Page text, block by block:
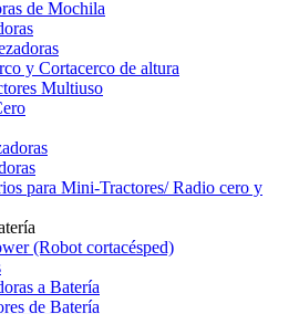
de Mochila
y Cortacerco de altura
Multiuso
para Mini-Tractores/ Radio cero y
(Robot cortacésped)
a Batería
de Batería